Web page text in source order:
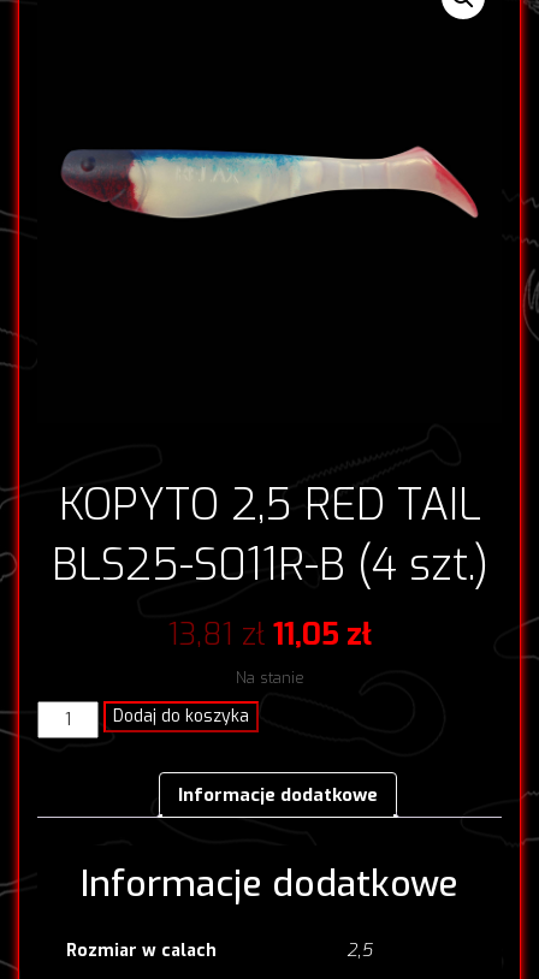
KOPYTO 2,5 RED TAIL
BLS25-S011R-B (4 szt.)
13,81 zł Pierwotna
cena
11,05 złAktualna
Na stanie
ilość
KOPYTO
Dodaj do koszyka
Informacje dodatkowe
Informacje dodatkowe
Rozmiar w calach 2,5